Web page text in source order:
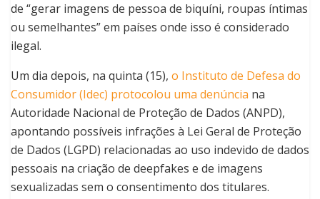
de “gerar imagens de pessoa de biquíni, roupas íntimas
ou semelhantes” em países onde isso é considerado
ilegal.
Um dia depois, na quinta (15), o Instituto de Defesa do
Consumidor (Idec) protocolou uma denúncia na
Autoridade Nacional de Proteção de Dados (ANPD),
apontando possíveis infrações à Lei Geral de Proteção
de Dados (LGPD) relacionadas ao uso indevido de dados
pessoais na criação de deepfakes e de imagens
sexualizadas sem o consentimento dos titulares.